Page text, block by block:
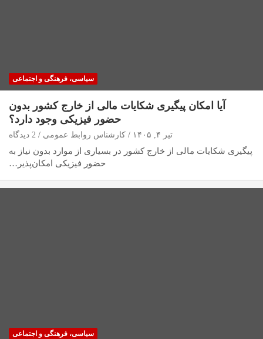
سیاسی، فرهنگی و اجتماعی
آیا امکان پیگیری شکایات مالی از خارج کشور بدون
حضور فیزیکی وجود دارد؟
تیر ۴, ۱۴۰۵ کارشناس روابط عمومی 2 دیدگاه
پیگیری شکایات مالی از خارج کشور در بسیاری از موارد بدون نیاز به
حضور فیزیکی امکان‌پذیر…
سیاسی، فرهنگی و اجتماعی